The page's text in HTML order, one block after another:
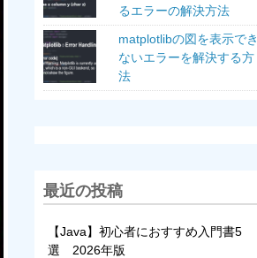
るエラーの解決方法
matplotlibの図を表示でき
ないエラーを解決する方
法
最近の投稿
【Java】初心者におすすめ入門書5
選 2026年版